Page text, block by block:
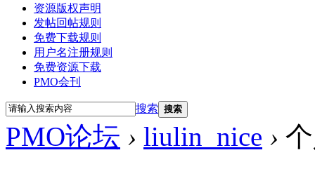
资源版权声明
发帖回帖规则
免费下载规则
用户名注册规则
免费资源下载
PMO会刊
搜索 搜索
PMO论坛 › liulin_nice ›